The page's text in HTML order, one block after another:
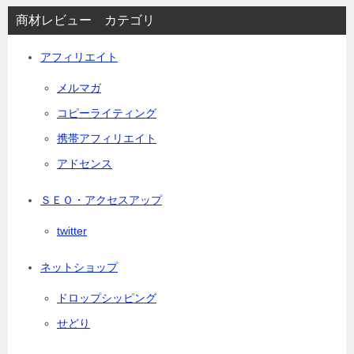
商材レビュー カテゴリ
アフィリエイト
メルマガ
コピーライティング
携帯アフィリエイト
アドセンス
ＳＥＯ・アクセスアップ
twitter
ネットショップ
ドロップシッピング
せどり